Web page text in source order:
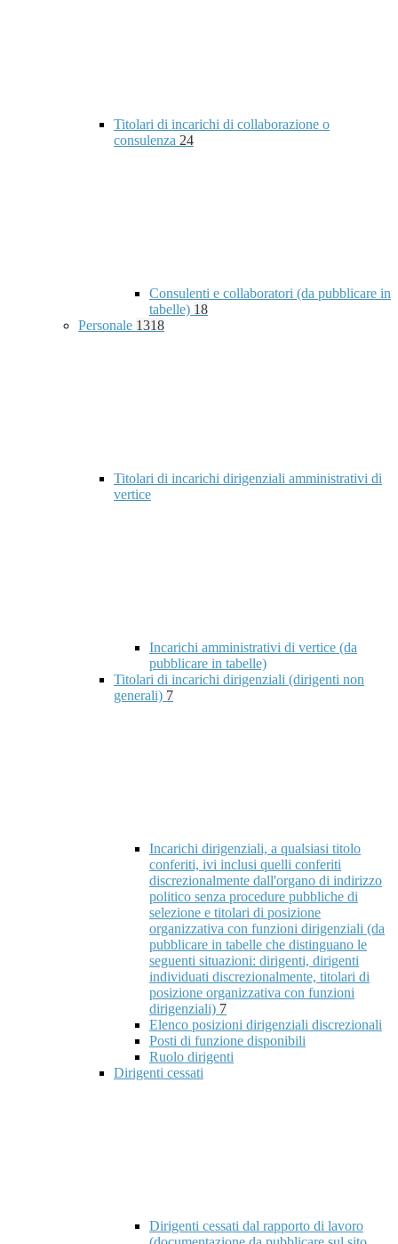
Titolari di incarichi di collaborazione o
consulenza 24
Consulenti e collaboratori (da pubblicare in
tabelle) 18
Personale 1318
Titolari di incarichi dirigenziali amministrativi di
vertice
Incarichi amministrativi di vertice (da
pubblicare in tabelle)
Titolari di incarichi dirigenziali (dirigenti non
generali) 7
Incarichi dirigenziali, a qualsiasi titolo
conferiti, ivi inclusi quelli conferiti
discrezionalmente dall'organo di indirizzo
politico senza procedure pubbliche di
selezione e titolari di posizione
organizzativa con funzioni dirigenziali (da
pubblicare in tabelle che distinguano le
seguenti situazioni: dirigenti, dirigenti
individuati discrezionalmente, titolari di
posizione organizzativa con funzioni
dirigenziali) 7
Elenco posizioni dirigenziali discrezionali
Posti di funzione disponibili
Ruolo dirigenti
Dirigenti cessati
Dirigenti cessati dal rapporto di lavoro